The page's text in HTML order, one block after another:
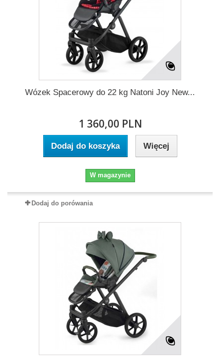
Wózek Spacerowy do 22 kg Natoni Joy New...
1 360,00 PLN
Dodaj do koszyka Więcej
W magazynie
Dodaj do porówania